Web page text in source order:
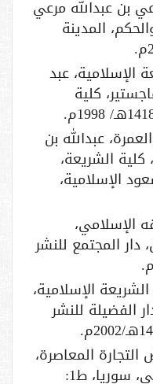
بن عبدالله مرعي
المدينة
الإسلامية، عبد
كلية
عبدالله بن
الشريعة،
الإسلامية،
الإسلامي،
دار المجتمع للنشر
الإسلامية،
الفضيلة للنشر
المعاصرة،
وهبة الزحيلي، دار المكتبي، سوريا، ط1: